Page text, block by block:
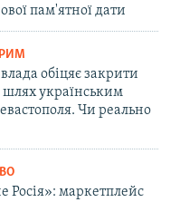
пам'ятної дати
обіцяє закрити
українським
Чи реально
Росія»: маркетплейс